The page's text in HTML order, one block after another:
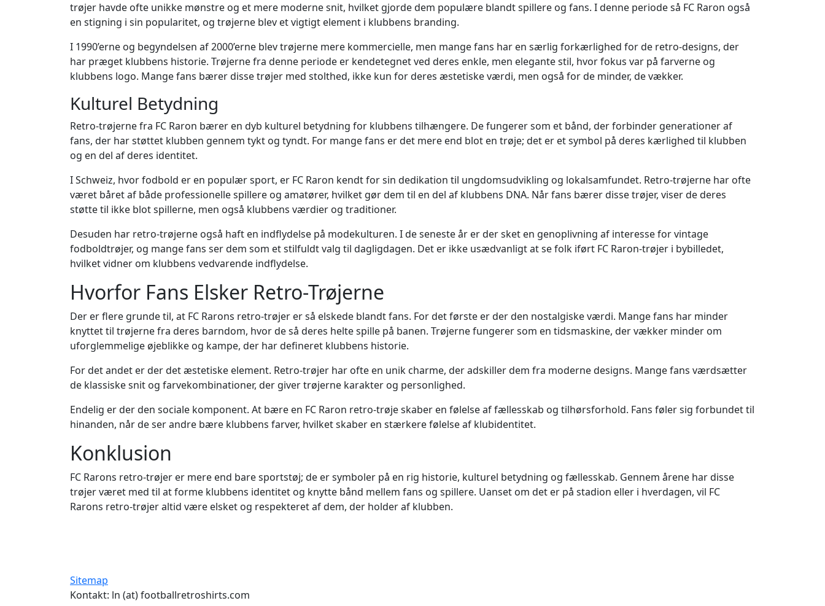
trøjer havde ofte unikke mønstre og et mere moderne snit, hvilket gjorde dem populære blandt spillere og fans. I denne periode så FC Raron også
en stigning i sin popularitet, og trøjerne blev et vigtigt element i klubbens branding.
I 1990’erne og begyndelsen af 2000’erne blev trøjerne mere kommercielle, men mange fans har en særlig forkærlighed for de retro-designs, der
har præget klubbens historie. Trøjerne fra denne periode er kendetegnet ved deres enkle, men elegante stil, hvor fokus var på farverne og
klubbens logo. Mange fans bærer disse trøjer med stolthed, ikke kun for deres æstetiske værdi, men også for de minder, de vækker.
Kulturel Betydning
Retro-trøjerne fra FC Raron bærer en dyb kulturel betydning for klubbens tilhængere. De fungerer som et bånd, der forbinder generationer af
fans, der har støttet klubben gennem tykt og tyndt. For mange fans er det mere end blot en trøje; det er et symbol på deres kærlighed til klubben
og en del af deres identitet.
I Schweiz, hvor fodbold er en populær sport, er FC Raron kendt for sin dedikation til ungdomsudvikling og lokalsamfundet. Retro-trøjerne har ofte
været båret af både professionelle spillere og amatører, hvilket gør dem til en del af klubbens DNA. Når fans bærer disse trøjer, viser de deres
støtte til ikke blot spillerne, men også klubbens værdier og traditioner.
Desuden har retro-trøjerne også haft en indflydelse på modekulturen. I de seneste år er der sket en genoplivning af interesse for vintage
fodboldtrøjer, og mange fans ser dem som et stilfuldt valg til dagligdagen. Det er ikke usædvanligt at se folk iført FC Raron-trøjer i bybilledet,
hvilket vidner om klubbens vedvarende indflydelse.
Hvorfor Fans Elsker Retro-Trøjerne
Der er flere grunde til, at FC Rarons retro-trøjer er så elskede blandt fans. For det første er der den nostalgiske værdi. Mange fans har minder
knyttet til trøjerne fra deres barndom, hvor de så deres helte spille på banen. Trøjerne fungerer som en tidsmaskine, der vækker minder om
uforglemmelige øjeblikke og kampe, der har defineret klubbens historie.
For det andet er der det æstetiske element. Retro-trøjer har ofte en unik charme, der adskiller dem fra moderne designs. Mange fans værdsætter
de klassiske snit og farvekombinationer, der giver trøjerne karakter og personlighed.
Endelig er der den sociale komponent. At bære en FC Raron retro-trøje skaber en følelse af fællesskab og tilhørsforhold. Fans føler sig forbundet til
hinanden, når de ser andre bære klubbens farver, hvilket skaber en stærkere følelse af klubidentitet.
Konklusion
FC Rarons retro-trøjer er mere end bare sportstøj; de er symboler på en rig historie, kulturel betydning og fællesskab. Gennem årene har disse
trøjer været med til at forme klubbens identitet og knytte bånd mellem fans og spillere. Uanset om det er på stadion eller i hverdagen, vil FC
Rarons retro-trøjer altid være elsket og respekteret af dem, der holder af klubben.
Sitemap
Kontakt: ln (at) footballretroshirts.com